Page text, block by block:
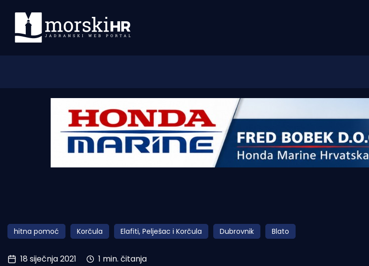
Morski plus
Pomorstvo
Ribolov
hitna pomoć Korčula Elafiti, Pelješac i Korčula Dubrovnik Blato
18 siječnja 2021 1 min. čitanja